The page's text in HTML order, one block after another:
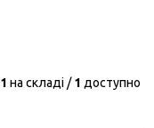
1 на складі 1 доступно